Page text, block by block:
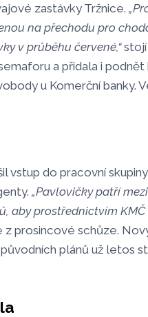
zastávky Tržnice.
na přechodu pro
v průběhu červené,“stojí
a přidala i
u Komerční banky.
vstup do pracovní
„Pavlovičky patří
aby prostřednictvím
z prosincové schůze.
plánů už letos